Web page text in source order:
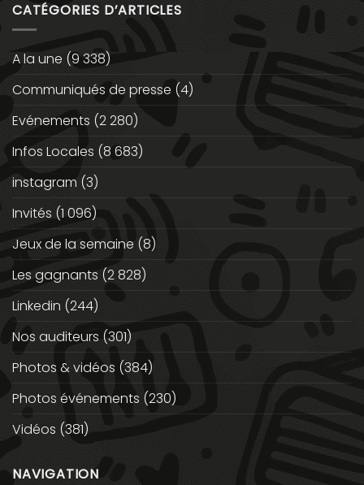
CATÉGORIES D’ARTICLES
A la une (9 338)
Communiqués de presse (4)
Evénements (2 280)
Infos Locales (8 683)
instagram (3)
Invités (1 096)
Jeux de la semaine (8)
Les gagnants (2 828)
Linkedin (244)
Nos auditeurs (301)
Photos & vidéos (384)
Photos événements (230)
Vidéos (381)
NAVIGATION